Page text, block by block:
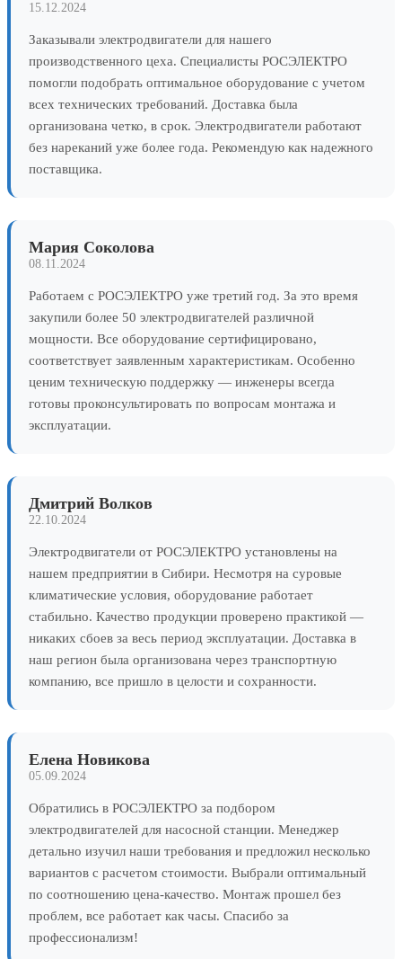
15.12.2024
Заказывали электродвигатели для нашего
производственного цеха. Специалисты РОСЭЛЕКТРО
помогли подобрать оптимальное оборудование с учетом
всех технических требований. Доставка была
организована четко, в срок. Электродвигатели работают
без нареканий уже более года. Рекомендую как надежного
поставщика.
Мария Соколова
08.11.2024
Работаем с РОСЭЛЕКТРО уже третий год. За это время
закупили более 50 электродвигателей различной
мощности. Все оборудование сертифицировано,
соответствует заявленным характеристикам. Особенно
ценим техническую поддержку — инженеры всегда
готовы проконсультировать по вопросам монтажа и
эксплуатации.
Дмитрий Волков
22.10.2024
Электродвигатели от РОСЭЛЕКТРО установлены на
нашем предприятии в Сибири. Несмотря на суровые
климатические условия, оборудование работает
стабильно. Качество продукции проверено практикой —
никаких сбоев за весь период эксплуатации. Доставка в
наш регион была организована через транспортную
компанию, все пришло в целости и сохранности.
Елена Новикова
05.09.2024
Обратились в РОСЭЛЕКТРО за подбором
электродвигателей для насосной станции. Менеджер
детально изучил наши требования и предложил несколько
вариантов с расчетом стоимости. Выбрали оптимальный
по соотношению цена-качество. Монтаж прошел без
проблем, все работает как часы. Спасибо за
профессионализм!